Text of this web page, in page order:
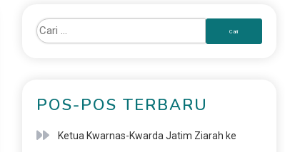
POS-POS TERBARU
Ketua Kwarnas-Kwarda Jatim Ziarah ke